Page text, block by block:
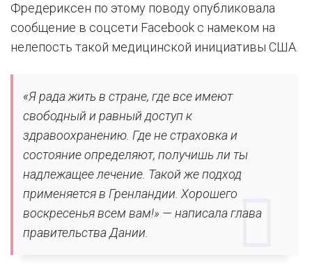
Фредериксен по этому поводу опубликовала
сообщение в соцсети Facebook с намеком на
нелепость такой медицинской инициативы США.
«Я рада жить в стране, где все имеют
свободный и равный доступ к
здравоохранению. Где не страховка и
состояние определяют, получишь ли ты
надлежащее лечение. Такой же подход
применяется в Гренландии. Хорошего
воскресенья всем вам!» — написала глава
правительства Дании.